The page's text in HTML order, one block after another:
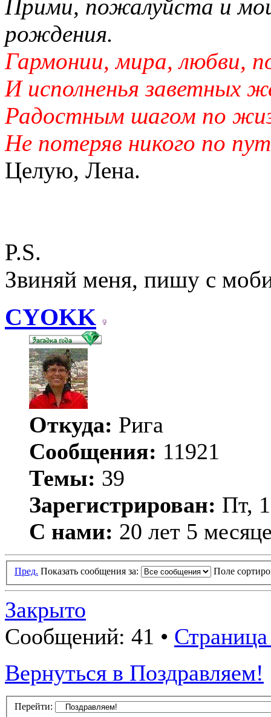
Прими, пожалуйста и
рождения.
Гармонии, мира, любви,
И исполненья заветных
Радостным шагом по
Не потеряв никого по
Целую, Лена.
P.S.
Звиняй меня, пишу с
CYOKK
Откуда: Рига
Сообщения: 11921
Темы: 39
Зарегистрирован: Пт,
С нами: 20 лет 5
Пред. Показать сообщения за: Поле
Закрыто
Сообщений: 41 •
Вернуться в Поздравляем!
Перейти: